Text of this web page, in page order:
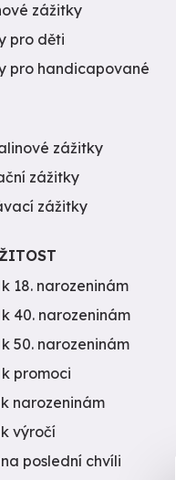
zážitky
pro děti
pro handicapované
zážitky
zážitky
zážitky
18. narozeninám
40. narozeninám
50. narozeninám
promoci
narozeninám
výročí
poslední chvíli